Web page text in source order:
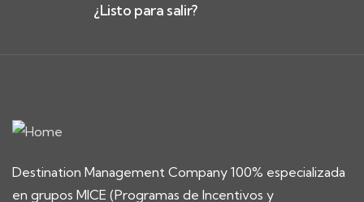
¿Listo para salir?
Destination Management Company 100% especializada
en grupos MICE (Programas de Incentivos y